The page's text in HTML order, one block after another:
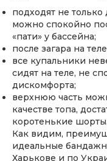
подходят не только
можно спокойно
«пати» у бассейна;
после загара на
все купальники
сидят на теле, не
дискомфорта;
верхнюю часть
качестве топа,
коротенькие шорты.
Как видим,
идеальные
Харькове и по